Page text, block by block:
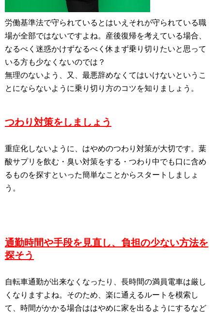
労働基準法で守られているとはいえそれが守られている職
場が全部ではないですよね。産後復帰を考えている場合、
なるべく迷惑かけずなるべく休まず乗り切りたいと思って
いる方も少なくないのでは？
無理のないよう、又、最悪辞めなくてはいけないというこ
とにならないように乗り切り方のコツを知りましょう。
つわり対策をしましょう
重症化しないように、はやめのつわり対策が大切です。葉
酸サプリを飲む・臭い対策をする・つわり中でも口に含め
るものを探すといった簡単なことからスタートしましょ
う。
通勤時間や手段を見直し、負担の少ない方法を
探そう
自転車通勤が出来なくなったり、長時間の満員電車は厳し
くなりますよね。そのため、楽に通えるルートを模索し
て、時間がかかる場合ははやめに家を出るようにするなど